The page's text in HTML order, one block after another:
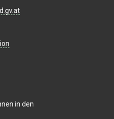
in den